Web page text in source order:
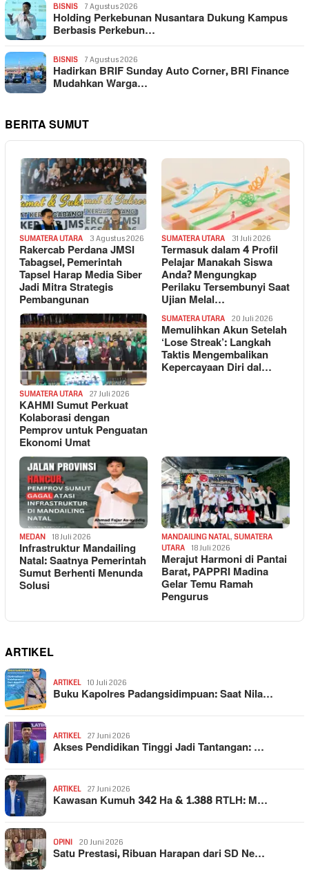
BISNIS 7 Agustus 2026
Holding Perkebunan Nusantara Dukung Kampus
Berbasis Perkebun…
BISNIS 7 Agustus 2026
Hadirkan BRIF Sunday Auto Corner, BRI Finance
Mudahkan Warga…
BERITA SUMUT
SUMATERA UTARA 3 Agustus 2026
Rakercab Perdana JMSI
Tabagsel, Pemerintah
Tapsel Harap Media Siber
Jadi Mitra Strategis
Pembangunan
SUMATERA UTARA 31 Juli 2026
Termasuk dalam 4 Profil
Pelajar Manakah Siswa
Anda? Mengungkap
Perilaku Tersembunyi Saat
Ujian Melal…
SUMATERA UTARA 27 Juli 2026
KAHMI Sumut Perkuat
Kolaborasi dengan
Pemprov untuk Penguatan
Ekonomi Umat
SUMATERA UTARA 20 Juli 2026
Memulihkan Akun Setelah
‘Lose Streak’: Langkah
Taktis Mengembalikan
Kepercayaan Diri dal…
MEDAN 18 Juli 2026
Infrastruktur Mandailing
Natal: Saatnya Pemerintah
Sumut Berhenti Menunda
Solusi
MANDAILING NATAL, SUMATERA
UTARA
18 Juli 2026
Merajut Harmoni di Pantai
Barat, PAPPRI Madina
Gelar Temu Ramah
Pengurus
ARTIKEL
ARTIKEL 10 Juli 2026
Buku Kapolres Padangsidimpuan: Saat Nila…
ARTIKEL 27 Juni 2026
Akses Pendidikan Tinggi Jadi Tantangan: …
ARTIKEL 27 Juni 2026
Kawasan Kumuh 342 Ha & 1.388 RTLH: M…
OPINI 20 Juni 2026
Satu Prestasi, Ribuan Harapan dari SD Ne…